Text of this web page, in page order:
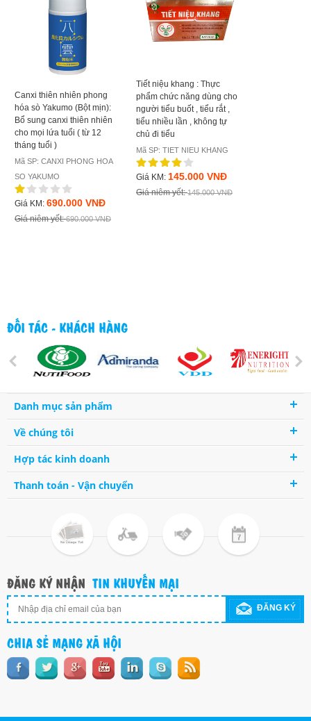
Canxi thiên nhiên phong
hóa sò Yakumo (Bột mịn):
Bổ sung canxi thiên nhiên
cho mọi lứa tuổi ( từ 12
tháng tuổi )
Mã SP: CANXI PHONG HOA
SO YAKUMO
Giá KM: 690.000 VNĐ
Giá niêm yết:690.000 VNĐ
Tiết niệu khang : Thực
phẩm chức năng dùng cho
người tiểu buốt , tiểu rắt ,
tiểu nhiều lần , không tự
chủ đi tiểu
Mã SP: TIET NIEU KHANG
Giá KM: 145.000 VNĐ
Giá niêm yết:145.000 VNĐ
ĐỐI TÁC - KHÁCH HÀNG
Danh mục sản phẩm
Về chúng tôi
Hợp tác kinh doanh
Thanh toán - Vận chuyển
ĐĂNG KÝ NHẬN TIN KHUYẾN MẠI
ĐĂNG KÝ
CHIA SẺ MẠNG XÃ HỘI